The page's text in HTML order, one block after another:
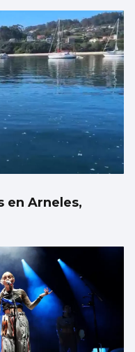
8 de julio
en Arneles,